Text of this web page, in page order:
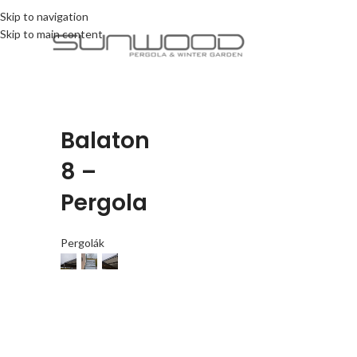
Skip to navigation
Skip to main content
Balaton
8 –
Pergola
Pergolák